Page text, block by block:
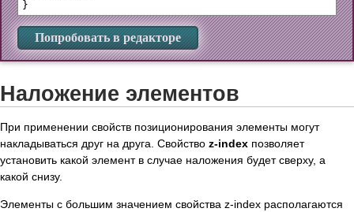
Попробовать в редакторе
Наложение элементов
При применении свойств позиционирования элементы могут
накладываться друг на друга. Свойство z-index позволяет
установить какой элемент в случае наложения будет сверху, а
какой снизу.
Элементы с большим значением свойства z-index располагаются